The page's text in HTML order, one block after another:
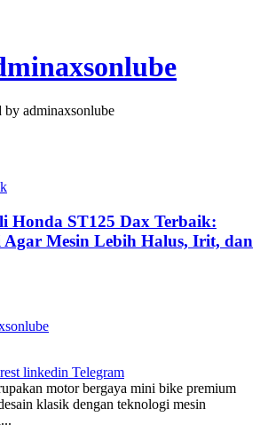
by adminaxsonlube
Honda ST125 Dax Terbaik:
Mesin Lebih Halus, Irit, dan
linkedin Telegram
motor bergaya mini bike premium
klasik dengan teknologi mesin